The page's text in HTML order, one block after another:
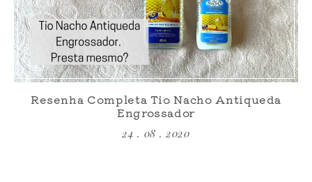
Resenha Completa Tio Nacho Antiqueda
Engrossador
24 . 08 . 2020